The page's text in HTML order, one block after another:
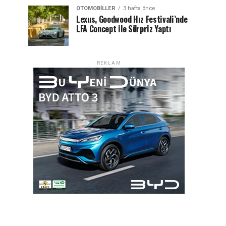
OTOMOBILLER 3 hafta önce
Lexus, Goodwood Hız Festivali’nde
LFA Concept ile Sürpriz Yaptı
REKLAM